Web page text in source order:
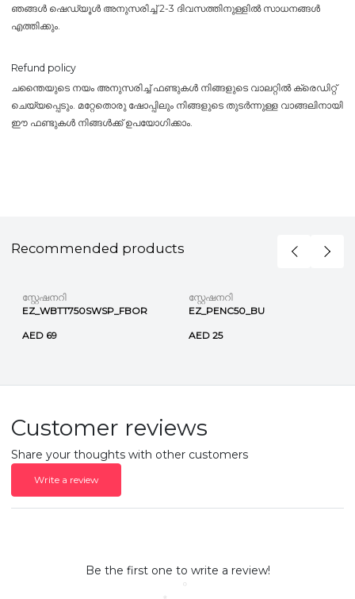
ഞങ്ങൾ ഷെഡ്യൂൾ അനുസരിച്ച് 2-3 ദിവസത്തിനുള്ളിൽ സാധനങ്ങൾ
എത്തിക്കും.
Refund policy
ചന്തൈയുടെ നയം അനുസരിച്ച് ഫണ്ടുകൾ നിങ്ങളുടെ വാലറ്റിൽ ക്രെഡിറ്റ്
ചെയ്യപ്പെടും. മറ്റേതൊരു ഷോപ്പിലും നിങ്ങളുടെ തുടർന്നുള്ള വാങ്ങലിനായി
ഈ ഫണ്ടുകൾ നിങ്ങൾക്ക് ഉപയോഗിക്കാം.
Recommended products
സ്റ്റേഷനറി
EZ_WBTT750SWSP_FBOR
AED 69
സ്റ്റേഷനറി
EZ_PENC50_BU
AED 25
Customer reviews
Share your thoughts with other customers
Write a review
Be the first one to write a review!